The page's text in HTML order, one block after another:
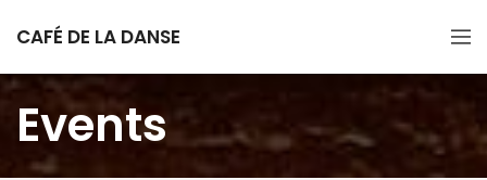
CAFÉ DE LA DANSE
Events